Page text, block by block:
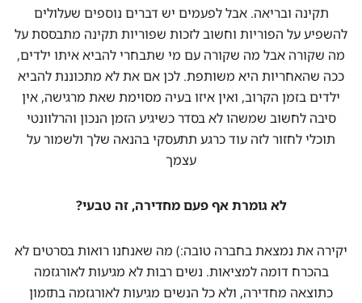
תקינה ובריאה. אבל לפעמים יש דברים נוספים שעלולים
להשפיע על הפוריות וחשוב לזכות שפוריות תקינה מתבססת על
מה שקורה אבל מה שקורה עם מי שתבחרי להביא איתו ילדים,
ככה שהאחריות היא משותפת. לכן אם את לא מתכוננת להביא
ילדים בזמן הקרוב, ואין איזו בעיה מסוימת שאת מרגישה, אין
סיבה לחשוב שמשהו לא בסדר כשיגיע הזמן הנכון והרלוונטי
תוכלי לחזור לזה עוד כרגע תתעסקי בהנאה שלך ולשמור על
עצמך
לא גומרת אף פעם מחדירה, זה טבעי?
יקירה את נמצאת בחברה טובה:) מה שאנחנו רואות בסרטים לא
בהכרח דומה למציאות. נשים רבות לא מגיעות לאורגזמה
כתוצאה מחדירה, ולא כל הנשים מגיעות לאורגזמה בתזמון